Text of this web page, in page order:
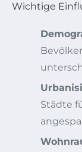
Wichtige
Städte